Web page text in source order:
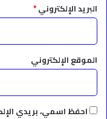
البريد الإلكتروني*
الموقع الإلكتروني
احفظ اسمي، بريدي